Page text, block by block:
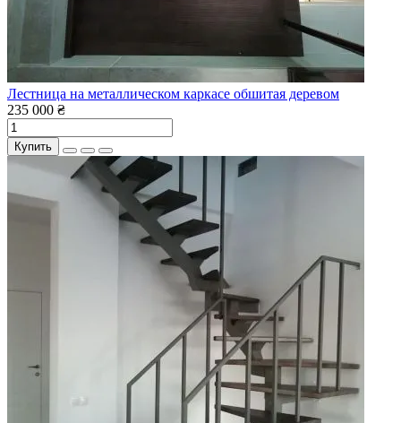
Лестница на металлическом каркасе обшитая деревом
235 000 ₴
Купить